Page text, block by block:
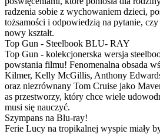
radzenia sobie z wychowaniem dzieci,
tożsamości i odpowiedzią na pytanie, czy
nowy kształt.
Top Gun - Steelbook BLU- RAY
Top Gun - kolekcjonerska wersja
powstania filmu! Fenomenalna obsada
Kilmer, Kelly McGillis, Anthony
oraz niezrównany Tom Cruise jako
as przestworzy, który chce wiele
musi się nauczyć.
Szympans na Blu-ray!
Ferie Lucy na tropikalnej wyspie miały